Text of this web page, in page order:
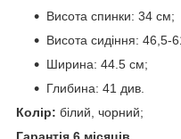
Висота спинки: 34 см;
Висота сидіння: 46,5-
Ширина: 44.5 см;
Глибина: 41 див.
Колір: білий, чорний;
Гарантія 6 місяців.